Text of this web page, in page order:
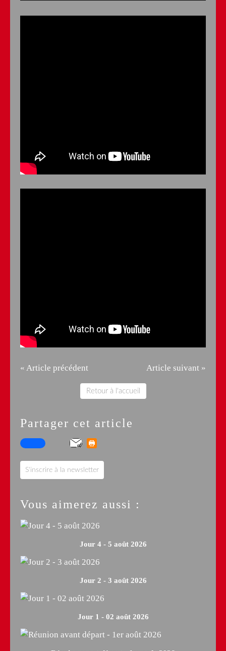
« Article précédent Article suivant »
Retour à l'accueil
Partager cet article
S'inscrire à la newsletter
Vous aimerez aussi :
Jour 4 - 5 août 2026
Jour 2 - 3 août 2026
Jour 1 - 02 août 2026